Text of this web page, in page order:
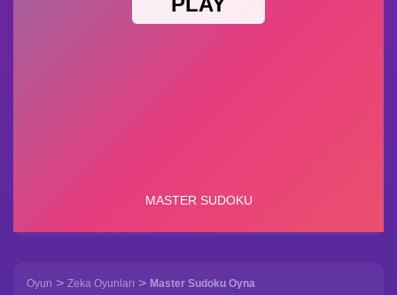
Oyun > Zeka Oyunları > Master Sudoku Oyna